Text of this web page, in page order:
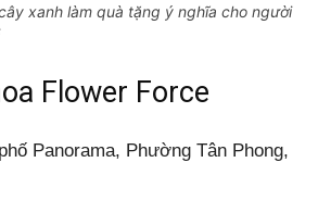
xanh làm quà tặng ý nghĩa cho người
Flower Force
Panorama, Phường Tân Phong,